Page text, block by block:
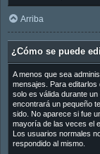
Arriba
¿Cómo se puede
A menos que sea
mensajes. Para
solo es válida durante un
encontrará un pequeño
sido. No aparece si fue
mayoría de las veces el
Los usuarios normales
respondido al mismo.